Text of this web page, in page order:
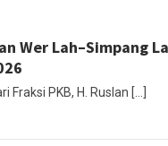
Wer Lah–Simpang
Fraksi PKB, H. Ruslan […]